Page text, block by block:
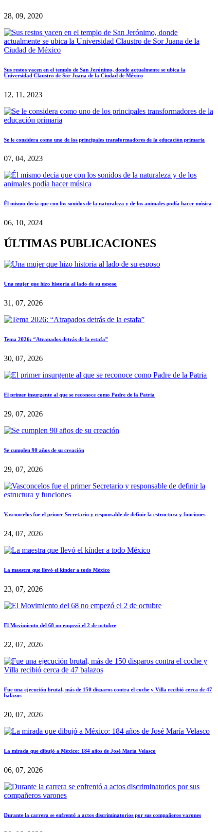
28, 09, 2020
Sus restos yacen en el templo de San Jerónimo, donde actualmente se ubica la
Universidad Claustro de Sor Juana de la Ciudad de México
12, 11, 2023
Se le considera como uno de los principales transformadores de la educación primaria
07, 04, 2023
Él mismo decía que con los sonidos de la naturaleza y de los animales podía hacer música
06, 10, 2024
ÚLTIMAS PUBLICACIONES
Una mujer que hizo historia al lado de su esposo
31, 07, 2026
Tema 2026: “Atrapados detrás de la estafa”
30, 07, 2026
El primer insurgente al que se reconoce como Padre de la Patria
29, 07, 2026
Se cumplen 90 años de su creación
29, 07, 2026
Vasconcelos fue el primer Secretario y responsable de definir la estructura y funciones
24, 07, 2026
La maestra que llevó el kínder a todo México
23, 07, 2026
El Movimiento del 68 no empezó el 2 de octubre
22, 07, 2026
Fue una ejecución brutal, más de 150 disparos contra el coche y Villa recibió cerca de 47
balazos
20, 07, 2026
La mirada que dibujó a México: 184 años de José María Velasco
06, 07, 2026
Durante la carrera se enfrentó a actos discriminatorios por sus compañeros varones